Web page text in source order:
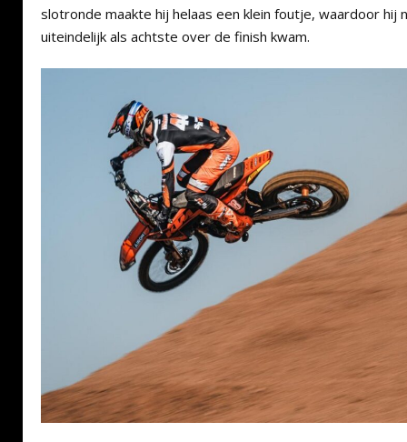
slotronde maakte hij helaas een klein foutje, waardoor hij
uiteindelijk als achtste over de finish kwam.